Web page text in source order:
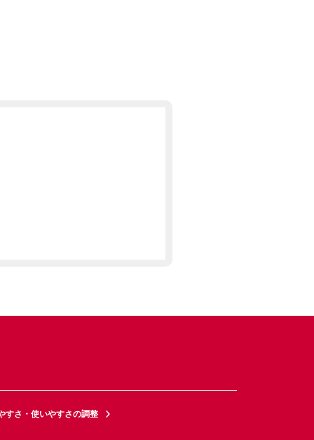
すさ・使いやすさの調整